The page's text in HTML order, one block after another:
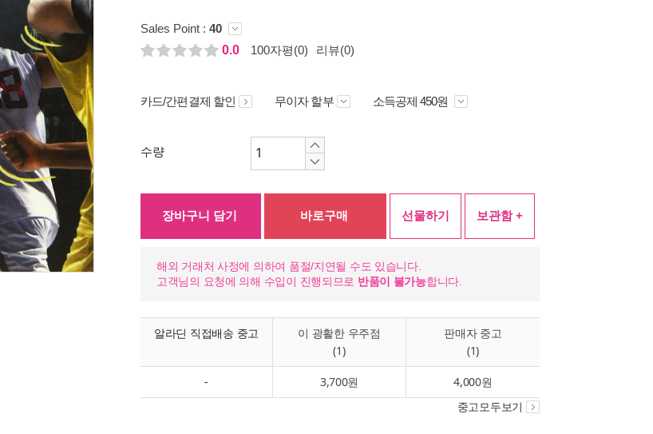
Sales Point : 40
0.0
100자평(0) 리뷰(0)
카드/간편결제 할인 무이자 할부 소득공제 450원
수량
장바구니 담기 바로구매 선물하기 보관함 +
해외 거래처 사정에 의하여 품절/지연될 수도 있습니다.
고객님의 요청에 의해 수입이 진행되므로 반품이 불가능합니다.
알라딘 직접배송 중고
이 광활한 우주점
(1)
판매자 중고
(1)
- 3,700원 4,000원
중고모두보기